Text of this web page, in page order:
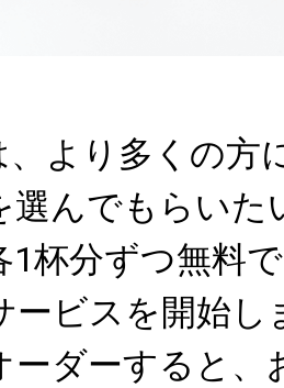
、より多くの方
選んでもらいた
1杯分ずつ無料
ービスを開始し
ーダーすると、